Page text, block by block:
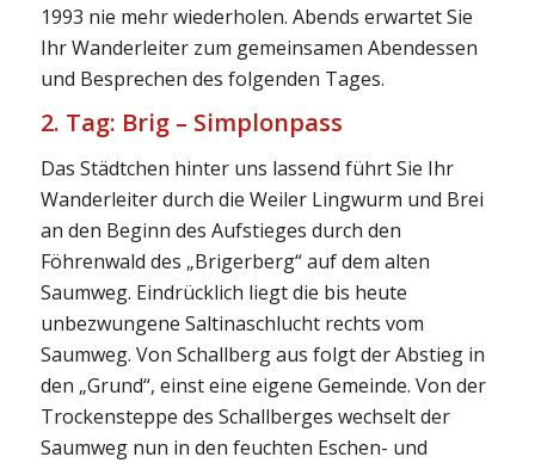
1993 nie mehr wiederholen. Abends erwartet Sie
Ihr Wanderleiter zum gemeinsamen Abendessen
und Besprechen des folgenden Tages.
2. Tag: Brig – Simplonpass
Das Städtchen hinter uns lassend führt Sie Ihr
Wanderleiter durch die Weiler Lingwurm und Brei
an den Beginn des Aufstieges durch den
Föhrenwald des „Brigerberg“ auf dem alten
Saumweg. Eindrücklich liegt die bis heute
unbezwungene Saltinaschlucht rechts vom
Saumweg. Von Schallberg aus folgt der Abstieg in
den „Grund“, einst eine eigene Gemeinde. Von der
Trockensteppe des Schallberges wechselt der
Saumweg nun in den feuchten Eschen- und